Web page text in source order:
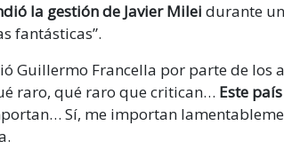
la gestión de Javier Milei durante
fantásticas”.
Guillermo Francella por parte de los
raro, qué raro que critican… Este
Sí, me importan